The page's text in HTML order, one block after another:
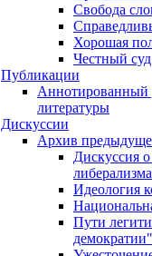
Свобода
Хорошая
Честный суд
Публикации
Аннотированный
литературы
Дискуссии
Архив
Дискуссия
Идеология
Пути
демократии"